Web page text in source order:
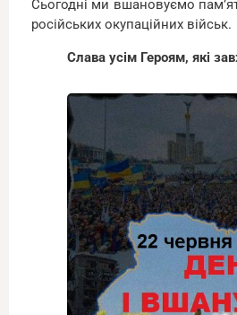
Сьогодні ми вшановуємо
російських окупаційних військ.
Слава усім Героям, які